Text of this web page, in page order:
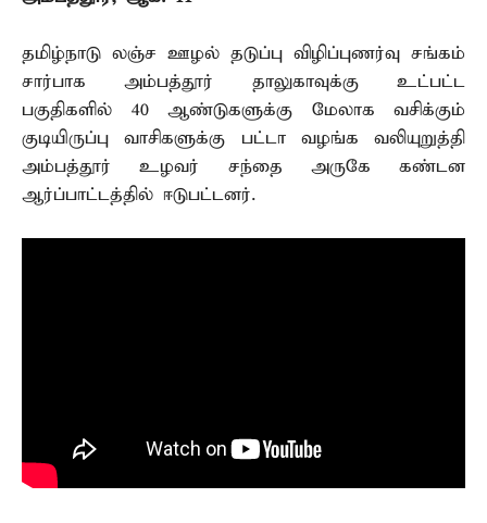
தமிழ்நாடு லஞ்ச ஊழல் தடுப்பு விழிப்புணர்வு சங்கம்
சார்பாக அம்பத்தூர் தாலுகாவுக்கு உட்பட்ட
பகுதிகளில் 40 ஆண்டுகளுக்கு மேலாக வசிக்கும்
குடியிருப்பு வாசிகளுக்கு பட்டா வழங்க வலியுறுத்தி
அம்பத்தூர் உழவர் சந்தை அருகே கண்டன
ஆர்ப்பாட்டத்தில் ஈடுபட்டனர்.